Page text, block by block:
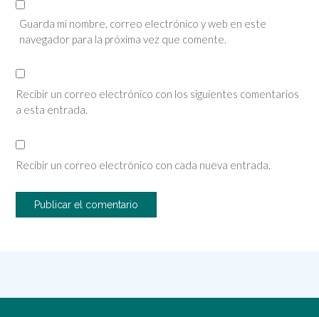
Guarda mi nombre, correo electrónico y web en este
navegador para la próxima vez que comente.
Recibir un correo electrónico con los siguientes comentarios
a esta entrada.
Recibir un correo electrónico con cada nueva entrada.